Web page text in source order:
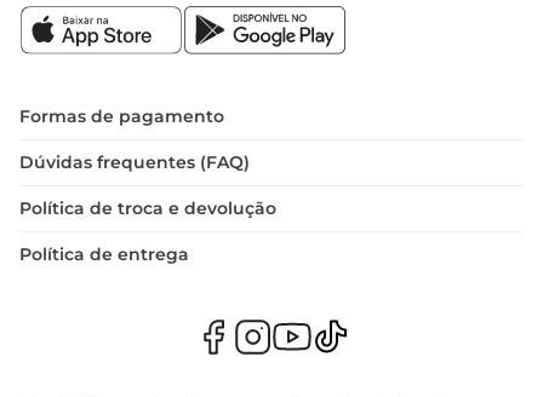
Formas de pagamento
Dúvidas frequentes (FAQ)
Política de troca e devolução
Política de entrega